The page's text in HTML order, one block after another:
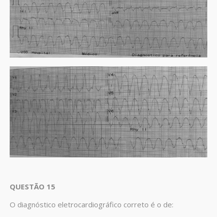
QUESTÃO 15
O diagnóstico eletrocardiográfico correto é o de: